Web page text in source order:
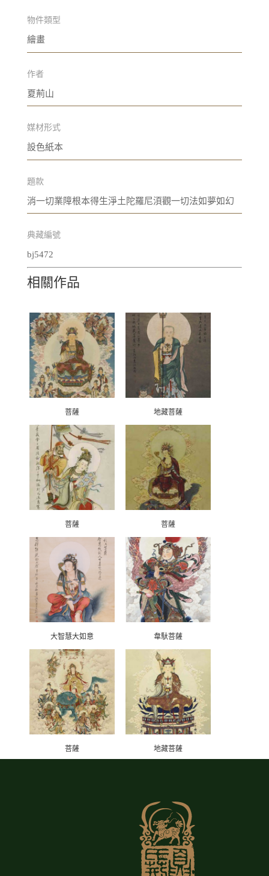
物件類型
繪畫
作者
夏荊山
媒材形式
設色紙本
題款
消一切業障根本得生淨土陀羅尼湏觀一切法如夢如幻
典藏編號
bj5472
相關作品
菩薩 地藏菩薩
菩薩 菩薩
大智慧大如意 韋馱菩薩
菩薩 地藏菩薩